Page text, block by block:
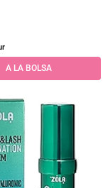
A LA BOLSA